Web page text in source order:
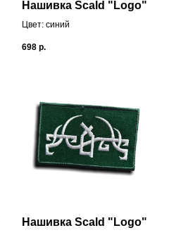
Нашивка Scald "Logo"
Цвет: синий
698 р.
Нашивка Scald "Logo"